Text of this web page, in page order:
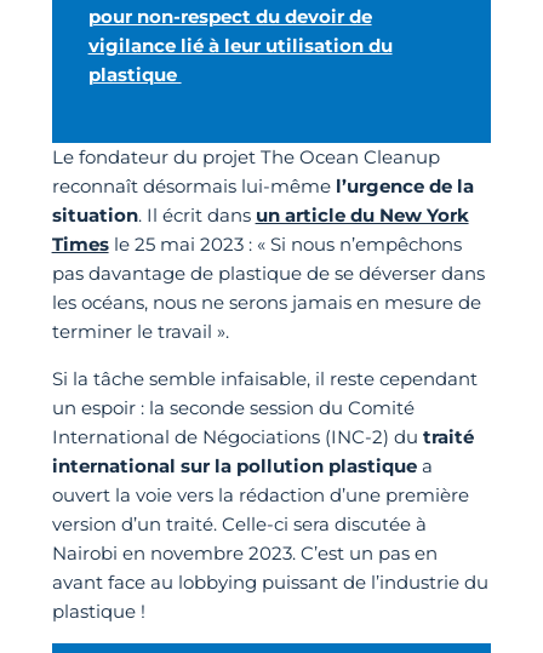
pour non-respect du devoir de
vigilance lié à leur utilisation du
plastique
Le fondateur du projet The Ocean Cleanup
reconnaît désormais lui-mêmel’urgence de la
situation. Il écrit dans un article du New York
Timesle 25 mai 2023 : « Si nous n’empêchons
pas davantage de plastique de se déverser dans
les océans, nous ne serons jamais en mesure de
terminer le travail ».
Si la tâche semble infaisable, il reste cependant
un espoir : la seconde session du Comité
International de Négociations (INC-2) du traité
international sur la pollution plastiquea
ouvert la voie vers la rédaction d’une première
version d’un traité. Celle-ci sera discutée à
Nairobi en novembre 2023. C’est un pas en
avant face au lobbying puissant de l’industrie du
plastique !